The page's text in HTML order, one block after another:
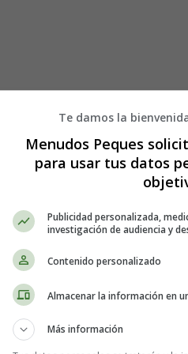
Infantil y Ejercicios
- Lectura -
Te damos la
Menudos Peques
para usar tus datos
Publicidad personalizada,
investigación de audiencia y
Contenido personalizado
Almacenar la información en
Más información